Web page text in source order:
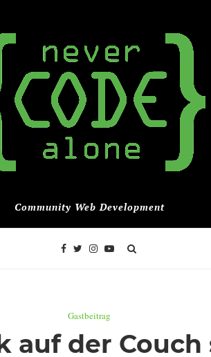
Community Web Development
Gastbeitrag
der Couch